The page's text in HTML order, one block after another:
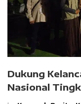
Dukung
Nasional